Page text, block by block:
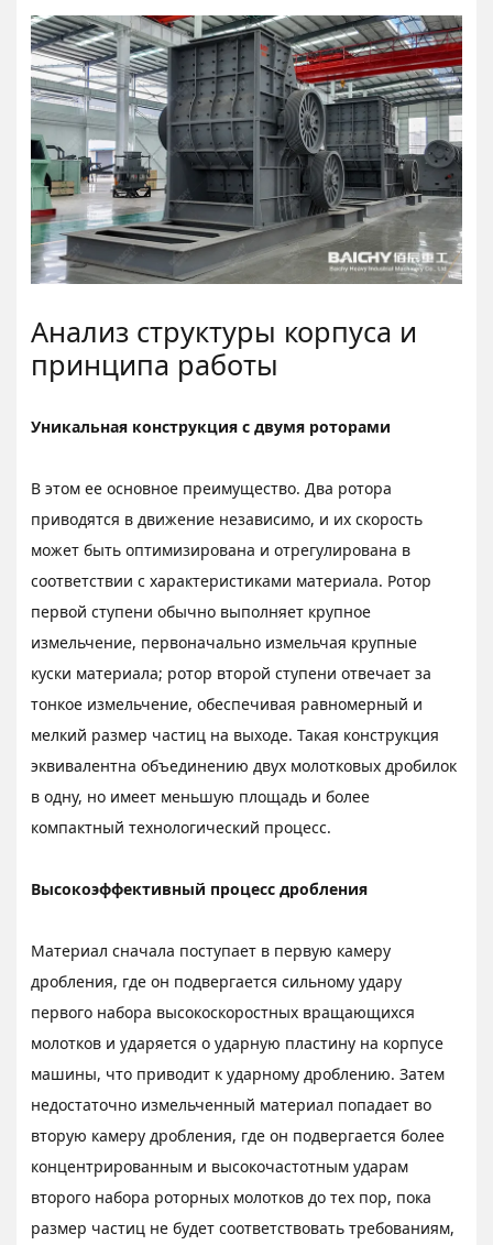
Анализ структуры корпуса и
принципа работы
Уникальная конструкция с двумя роторами
В этом ее основное преимущество. Два ротора
приводятся в движение независимо, и их скорость
может быть оптимизирована и отрегулирована в
соответствии с характеристиками материала. Ротор
первой ступени обычно выполняет крупное
измельчение, первоначально измельчая крупные
куски материала; ротор второй ступени отвечает за
тонкое измельчение, обеспечивая равномерный и
мелкий размер частиц на выходе. Такая конструкция
эквивалентна объединению двух молотковых дробилок
в одну, но имеет меньшую площадь и более
компактный технологический процесс.
Высокоэффективный процесс дробления
Материал сначала поступает в первую камеру
дробления, где он подвергается сильному удару
первого набора высокоскоростных вращающихся
молотков и ударяется о ударную пластину на корпусе
машины, что приводит к ударному дроблению. Затем
недостаточно измельченный материал попадает во
вторую камеру дробления, где он подвергается более
концентрированным и высокочастотным ударам
второго набора роторных молотков до тех пор, пока
размер частиц не будет соответствовать требованиям,